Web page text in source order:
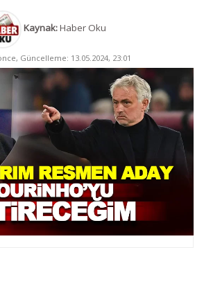
Kaynak:Haber Oku
Güncelleme: 13.05.2024, 23:01